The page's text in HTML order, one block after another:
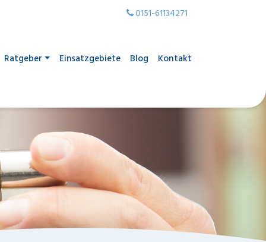
0151-61134271
Ratgeber Einsatzgebiete Blog Kontakt